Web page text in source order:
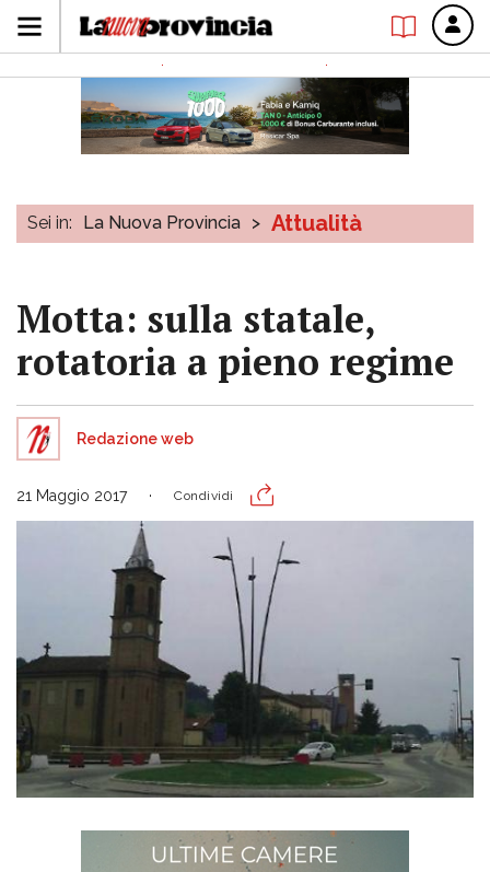
Sei in: La Nuova Provincia > Attualità
Motta: sulla statale,
rotatoria a pieno regime
Redazione web
21 Maggio 2017 Condividi